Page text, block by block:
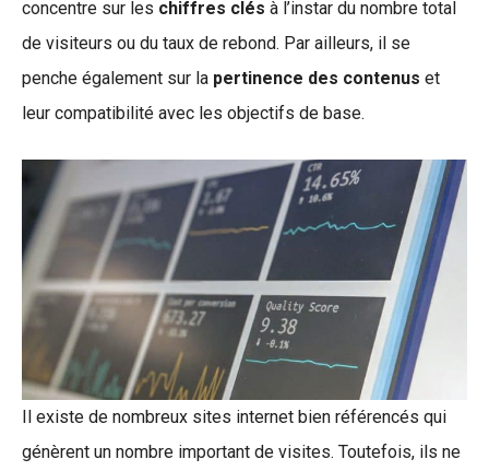
concentre sur les chiffres clés à l’instar du nombre total
de visiteurs ou du taux de rebond. Par ailleurs, il se
penche également sur la pertinence des contenus et
leur compatibilité avec les objectifs de base.
Il existe de nombreux sites internet bien référencés qui
génèrent un nombre important de visites. Toutefois, ils ne